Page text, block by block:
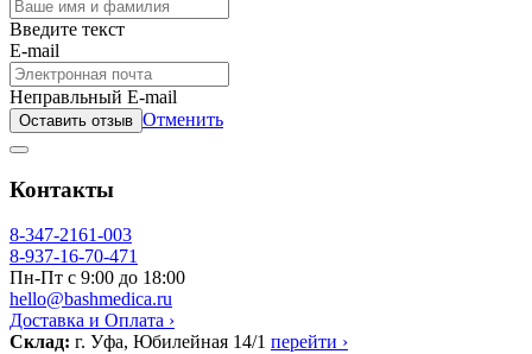
Введите текст
E-mail
Неправльный E-mail
Оставить отзыв Отменить
Контакты
8-347-2161-003
8-937-16-70-471
Пн-Пт с 9:00 до 18:00
hello@bashmedica.ru
Доставка и Оплата ›
Склад: г. Уфа, Юбилейная 14/1 перейти ›